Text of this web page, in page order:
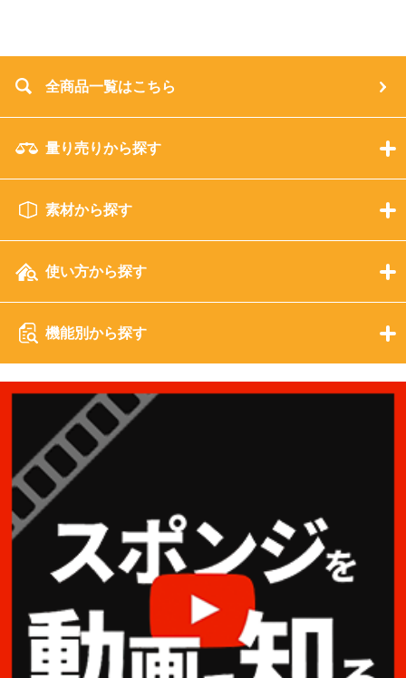
全商品一覧はこちら
量り売りから探す
素材から探す
使い方から探す
機能別から探す